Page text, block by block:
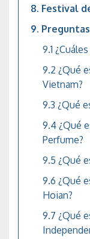
Festival
¿Qué
Vietnam?
¿Qué
¿Qué
Perfume?
¿Qué
¿Qué
Hoian?
¿Qué